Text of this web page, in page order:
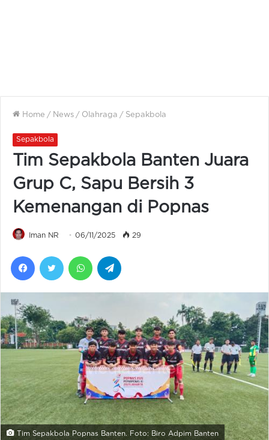
Home / News / Olahraga / Sepakbola
Sepakbola
Tim Sepakbola Banten Juara
Grup C, Sapu Bersih 3
Kemenangan di Popnas
Iman NR 06/11/2025 29
FacebookTwitter WhatsApp
Tim Sepakbola Popnas Banten. Foto: Biro Adpim Banten